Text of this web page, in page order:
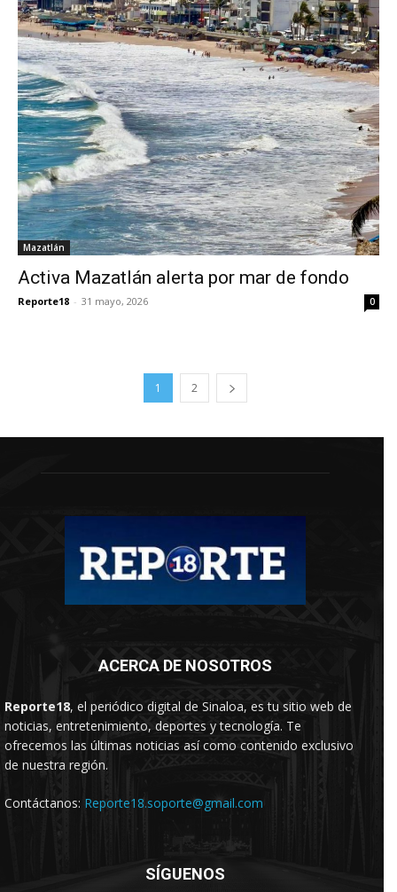
Mazatlán
Activa Mazatlán alerta por mar de fondo
Reporte18 - 31 mayo, 2026 0
1 2
ACERCA DE NOSOTROS
Reporte18, el periódico digital de Sinaloa, es tu sitio web de
noticias, entretenimiento, deportes y tecnología. Te
ofrecemos las últimas noticias así como contenido exclusivo
de nuestra región.
Contáctanos: Reporte18.soporte@gmail.com
SÍGUENOS